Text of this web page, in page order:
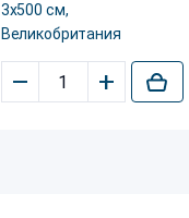
3х500 см,
Великобритания
– +